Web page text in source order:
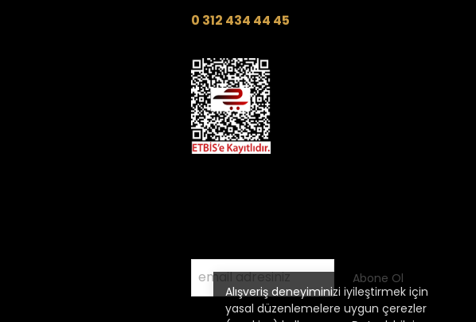
Alışveriş deneyiminizi iyileştirmek için
yasal düzenlemelere uygun çerezler
0 312 434 44 45
Abone Ol